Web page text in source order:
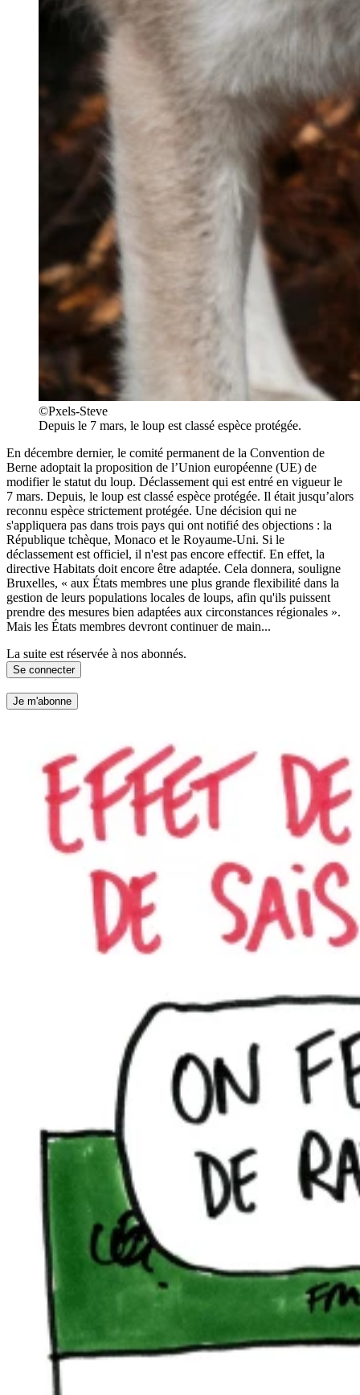
©Pxels-Steve
Depuis le 7 mars, le loup est classé espèce protégée.
En décembre dernier, le comité permanent de la Convention de
Berne adoptait la proposition de l’Union européenne (UE) de
modifier le statut du loup. Déclassement qui est entré en vigueur le
7 mars. Depuis, le loup est classé espèce protégée. Il était jusqu’alors
reconnu espèce strictement protégée. Une décision qui ne
s'appliquera pas dans trois pays qui ont notifié des objections : la
République tchèque, Monaco et le Royaume-Uni. Si le
déclassement est officiel, il n'est pas encore effectif. En effet, la
directive Habitats doit encore être adaptée. Cela donnera, souligne
Bruxelles, « aux États membres une plus grande flexibilité dans la
gestion de leurs populations locales de loups, afin qu'ils puissent
prendre des mesures bien adaptées aux circonstances régionales ».
Mais les États membres devront continuer de main...
La suite est réservée à nos abonnés.
Se connecter
Je m'abonne